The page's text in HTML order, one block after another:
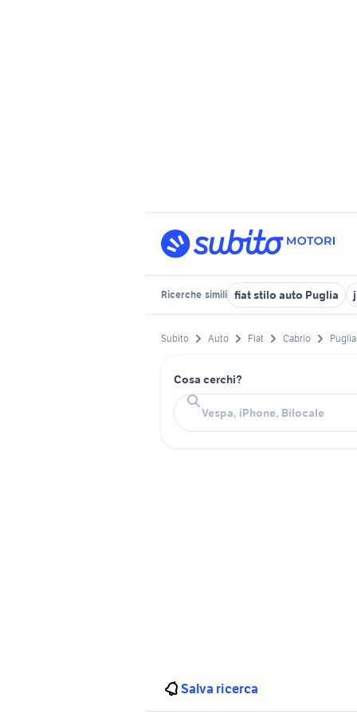
Ricerche simili fiat stilo auto Puglia
Subito Auto Fiat Cabrio Puglia
Cosa cerchi?
Salva ricerca